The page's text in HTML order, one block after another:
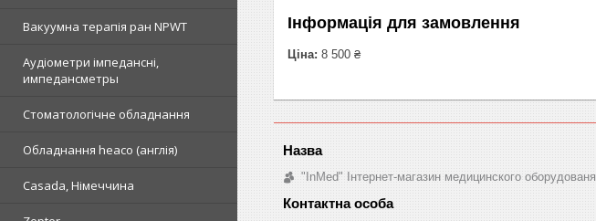
Вакуумна терапія ран NPWT
Аудіометри імпедансні,
импедансметры
Стоматологічне обладнання
Обладнання heaco (англія)
Casada, Німеччина
Інформація для замовлення
Ціна: 8 500 ₴
"InMed" Інтернет-магазин медицинского оборудованя